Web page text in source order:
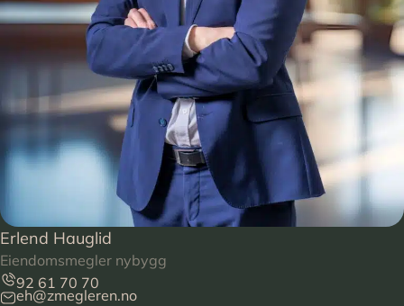
Erlend Hauglid
Eiendomsmegler nybygg
92 61 70 70
eh@zmegleren.no